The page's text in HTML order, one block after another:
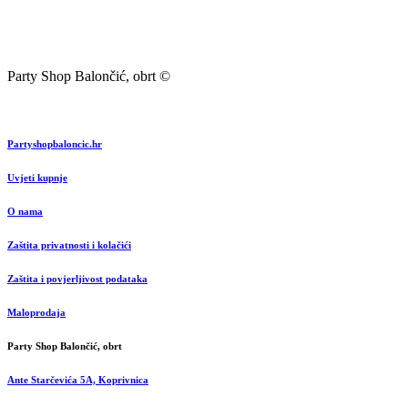
Party Shop Balončić, obrt ©
Partyshopbaloncic.hr
Uvjeti kupnje
O nama
Zaštita privatnosti i kolačići
Zaštita i povjerljivost podataka
Maloprodaja
Party Shop Balončić, obrt
Ante Starčevića 5A, Koprivnica